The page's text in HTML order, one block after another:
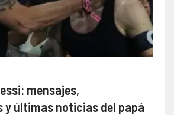
mensajes,
y últimas noticias del papá